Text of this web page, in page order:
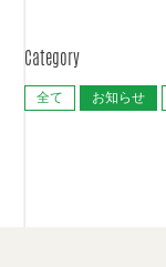
Category
全て お知らせ